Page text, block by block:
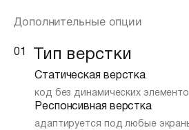
Дополнительные опции
01 Тип верстки
Статическая верстка
код без динамических
Респонсивная верстка
адаптируется под любые